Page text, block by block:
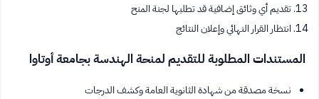
تقديم أي وثائق إضافية قد تطلبها لجنة المنح
انتظار القرار النهائي وإعلان النتائج
المستندات المطلوبة للتقديم لمنحة الهندسة بجامعة أوتاوا
نسخة مصدقة من شهادة الثانوية العامة وكشف الدرجات